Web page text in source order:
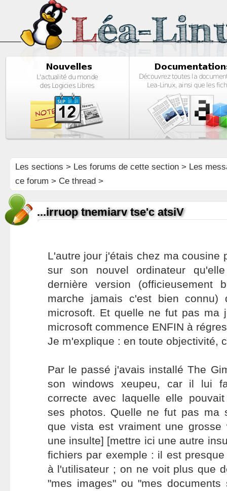
Les sections > Les forums de cette section> Les
ce forum > Ce thread >
...irruop tnemiarv tse'c atsiV
L'autre jour j'étais chez ma cousine
sur son nouvel ordinateur
dernière version (officieusement
marche jamais c'est bien connu)
microsoft. Et quelle ne fut pas ma
microsoft commence ENFIN à
Je m'explique : en toute objectivité,
Par le passé j'avais installé The
son windows xeupeu, car il lui
correcte avec laquelle elle
ses photos. Quelle ne fut pas ma
que vista est vraiment une grosse
une insulte] [mettre ici une autre
fichiers par exemple : il est
à l'utilisateur ; on ne voit plus que
"mes images" ou "mes documents